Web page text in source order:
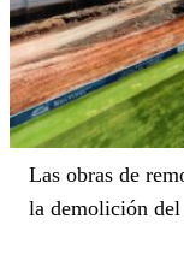
Las obras de
la demolición del